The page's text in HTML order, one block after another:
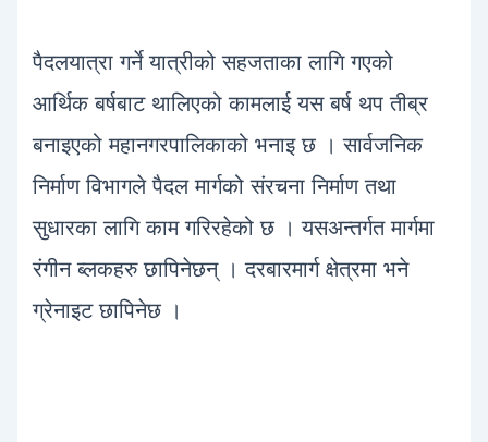
पैदलयात्रा गर्ने यात्रीको सहजताका लागि गएको
आर्थिक बर्षबाट थालिएको कामलाई यस बर्ष थप तीब्र
बनाइएको महानगरपालिकाको भनाइ छ । सार्वजनिक
निर्माण विभागले पैदल मार्गको संरचना निर्माण तथा
सुधारका लागि काम गरिरहेको छ । यसअन्तर्गत मार्गमा
रंगीन ब्लकहरु छापिनेछन् । दरबारमार्ग क्षेत्रमा भने
ग्रेनाइट छापिनेछ ।